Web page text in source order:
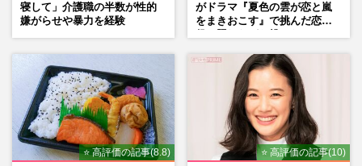
寝して」介護職の半数が性的
嫌がらせや暴力を経験
がドラマ『夏色の雲が恋と嵐
をまきおこす』で挑んだ恋人
⭐ 高評価の記事(8.8) ⭐ 高評価の記事(10)